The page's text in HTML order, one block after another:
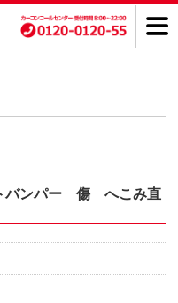
バンパー 傷 へこみ直